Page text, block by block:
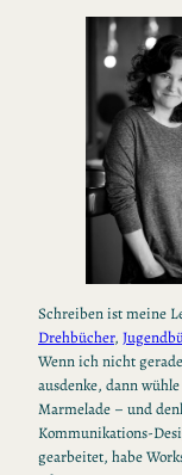
Schreiben ist meine
Drehbücher,
Wenn ich nicht
ausdenke, dann
Marmelade – und
Kommunikations-
gearbeitet, habe